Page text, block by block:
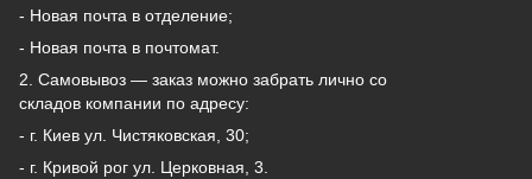
- Новая почта в отделение;
- Новая почта в почтомат.
2. Самовывоз — заказ можно забрать лично со
складов компании по адресу:
- г. Киев ул. Чистяковская, 30;
- г. Кривой рог ул. Церковная, 3.